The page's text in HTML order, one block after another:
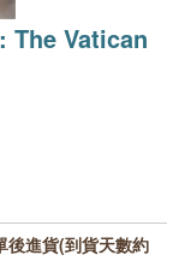
The Vatican
後進貨(到貨天數約